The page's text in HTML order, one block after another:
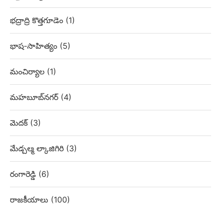
భద్రాద్రి కొత్తగూడెం (1)
భాష-సాహిత్యం (5)
మంచిర్యాల (1)
మహబూబ్‌నగర్ (4)
మెదక్ (3)
మేడ్చల్మ ల్కాజిగిరి (3)
రంగారెడ్డి (6)
రాజకీయాలు (100)